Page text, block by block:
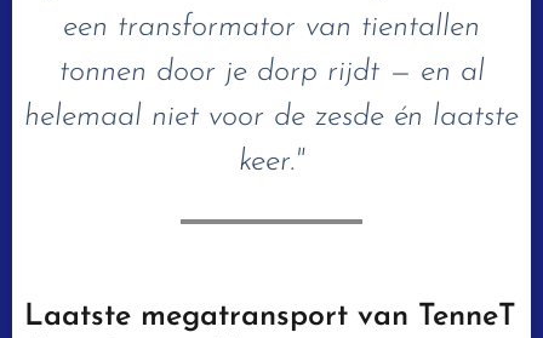
een transformator van tientallen
tonnen door je dorp rijdt — en al
helemaal niet voor de zesde én laatste
keer."
Laatste megatransport van TenneT